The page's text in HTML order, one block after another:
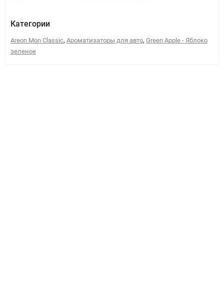
Категории
Areon Mon Classic, Ароматизаторы для авто, Green Apple - Яблоко
зеленое